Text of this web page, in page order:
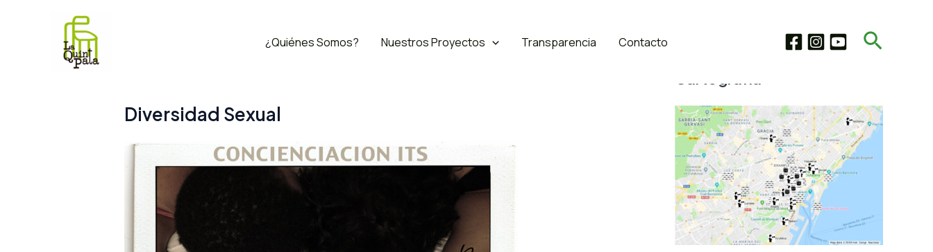
¿Quiénes Somos? Nuestros Proyectos Transparencia Contacto Buscar
Diversidad Sexual
Microhistorias Migrantes –